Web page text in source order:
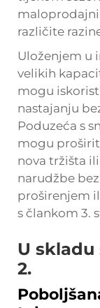
različite
Uloženjem u
velikih
mogu
nastajanju
Poduzeća s
mogu
nova tržišta
narudžbe
proširenjem
s člankom 3.
U
2.